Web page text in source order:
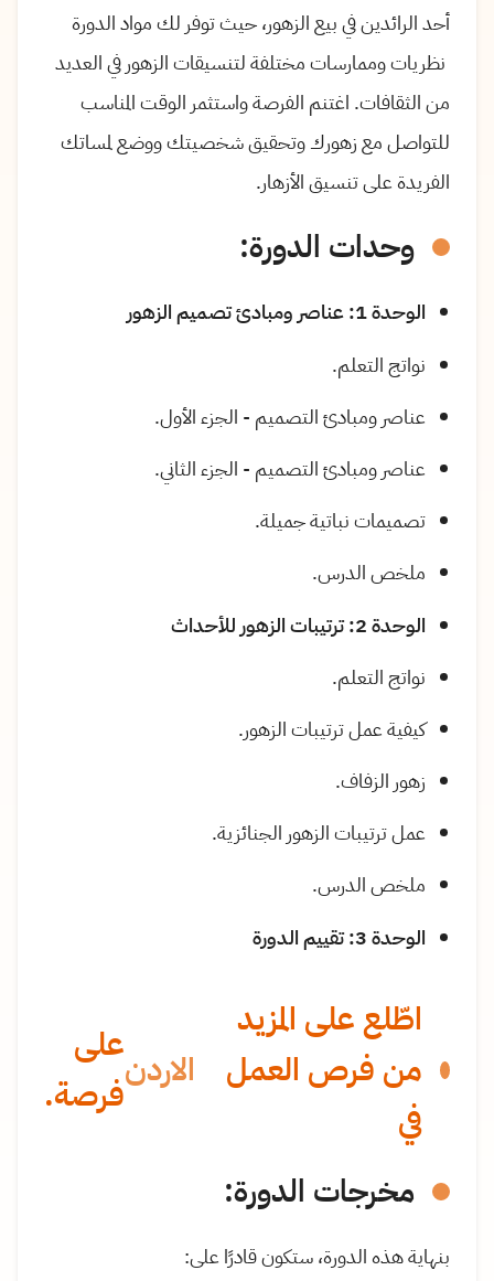
أحد الرائدين في بيع الزهور، حيث توفر لك مواد الدورة
نظريات وممارسات مختلفة لتنسيقات الزهور في العديد
من الثقافات. اغتنم الفرصة واستثمر الوقت المناسب
للتواصل مع زهورك وتحقيق شخصيتك ووضع لمساتك
الفريدة على تنسيق الأزهار.
وحدات الدورة:
الوحدة 1: عناصر ومبادئ تصميم الزهور
نواتج التعلم.
عناصر ومبادئ التصميم - الجزء الأول.
عناصر ومبادئ التصميم - الجزء الثاني.
تصميمات نباتية جميلة.
ملخص الدرس.
الوحدة 2: ترتيبات الزهور للأحداث
نواتج التعلم.
كيفية عمل ترتيبات الزهور.
زهور الزفاف.
عمل ترتيبات الزهور الجنائزية.
ملخص الدرس.
الوحدة 3: تقييم الدورة
اطّلع على المزيد
من فرص العمل
في
الاردن
على
فرصة.
مخرجات الدورة:
بنهاية هذه الدورة، ستكون قادرًا على: